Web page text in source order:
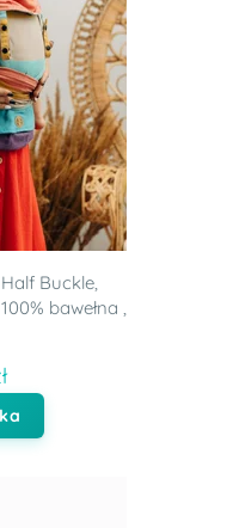
Buckle,
bawełna ,